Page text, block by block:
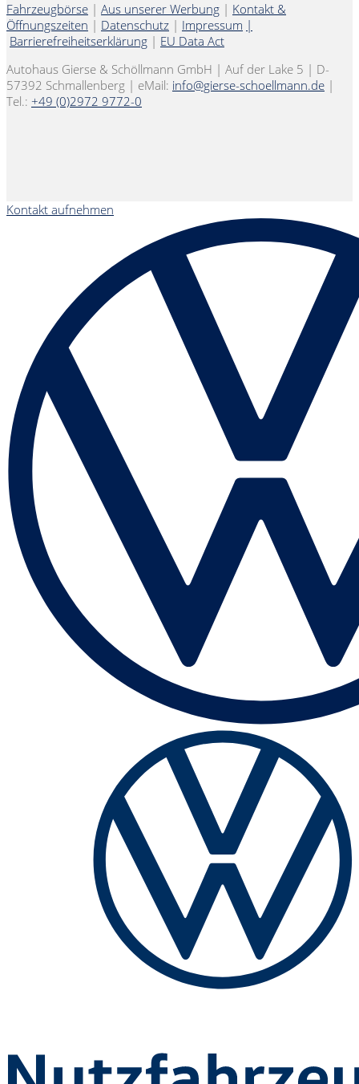
Fahrzeugbörse | Aus unserer Werbung | Kontakt &
Öffnungszeiten | Datenschutz | Impressum |
Barrierefreiheitserklärung | EU Data Act
Autohaus Gierse & Schöllmann GmbH | Auf der Lake 5 | D-
57392 Schmallenberg | eMail: info@gierse-schoellmann.de |
Tel.: +49 (0)2972 9772-0
Kontakt aufnehmen